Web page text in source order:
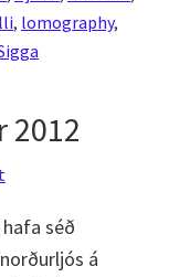
, lomography,
2012
séð
á